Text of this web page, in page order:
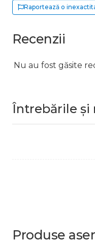
Raportează o
Recenzii
Nu au fost găsite
Întrebările și
Produse